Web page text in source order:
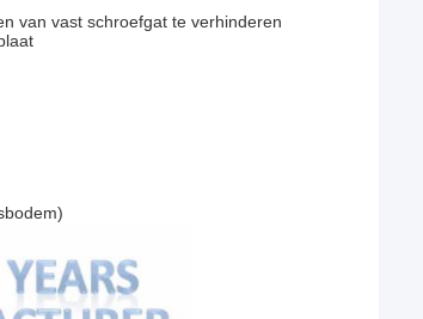
van vast schroefgat te verhinderen